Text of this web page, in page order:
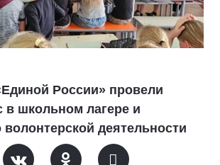
России» провели
в школьном лагере и
волонтерской деятельности